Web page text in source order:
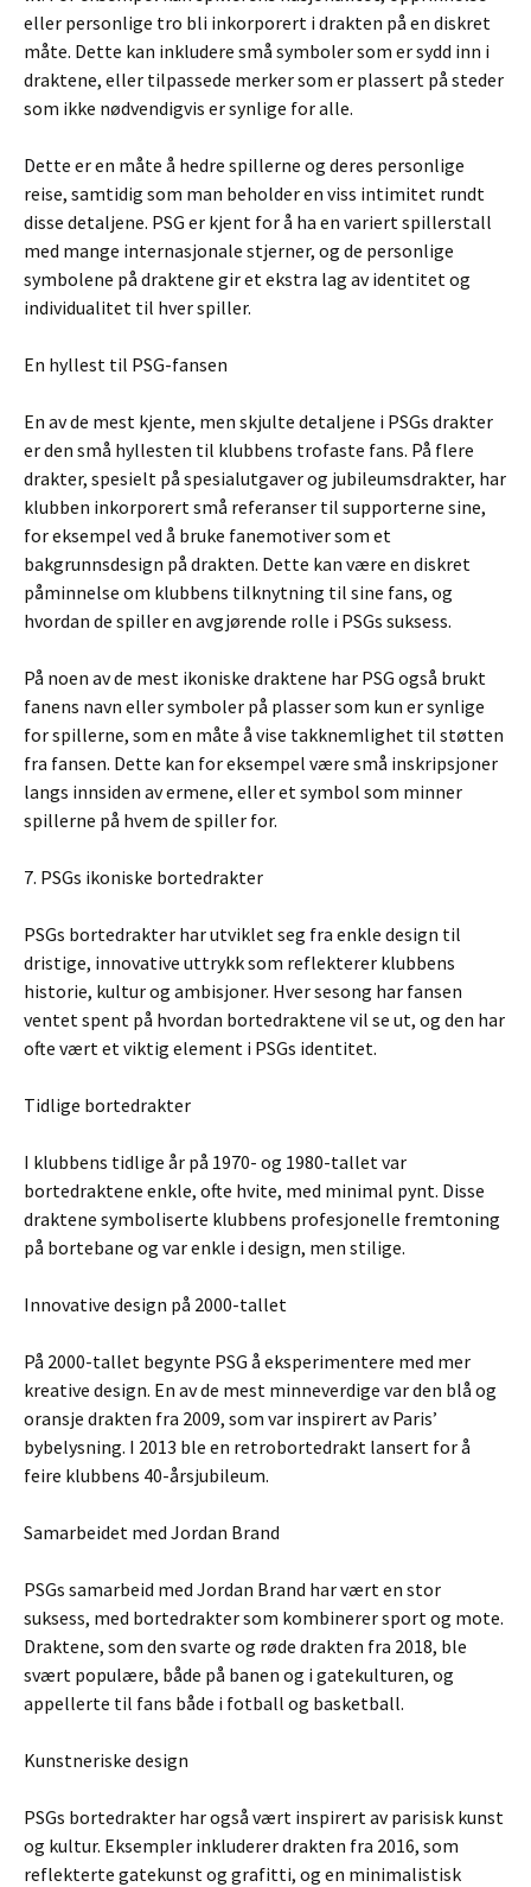
eller personlige tro bli inkorporert i drakten på en diskret
måte. Dette kan inkludere små symboler som er sydd inn i
draktene, eller tilpassede merker som er plassert på steder
som ikke nødvendigvis er synlige for alle.
Dette er en måte å hedre spillerne og deres personlige
reise, samtidig som man beholder en viss intimitet rundt
disse detaljene. PSG er kjent for å ha en variert spillerstall
med mange internasjonale stjerner, og de personlige
symbolene på draktene gir et ekstra lag av identitet og
individualitet til hver spiller.
En hyllest til PSG-fansen
En av de mest kjente, men skjulte detaljene i PSGs drakter
er den små hyllesten til klubbens trofaste fans. På flere
drakter, spesielt på spesialutgaver og jubileumsdrakter, har
klubben inkorporert små referanser til supporterne sine,
for eksempel ved å bruke fanemotiver som et
bakgrunnsdesign på drakten. Dette kan være en diskret
påminnelse om klubbens tilknytning til sine fans, og
hvordan de spiller en avgjørende rolle i PSGs suksess.
På noen av de mest ikoniske draktene har PSG også brukt
fanens navn eller symboler på plasser som kun er synlige
for spillerne, som en måte å vise takknemlighet til støtten
fra fansen. Dette kan for eksempel være små inskripsjoner
langs innsiden av ermene, eller et symbol som minner
spillerne på hvem de spiller for.
7. PSGs ikoniske bortedrakter
PSGs bortedrakter har utviklet seg fra enkle design til
dristige, innovative uttrykk som reflekterer klubbens
historie, kultur og ambisjoner. Hver sesong har fansen
ventet spent på hvordan bortedraktene vil se ut, og den har
ofte vært et viktig element i PSGs identitet.
Tidlige bortedrakter
I klubbens tidlige år på 1970- og 1980-tallet var
bortedraktene enkle, ofte hvite, med minimal pynt. Disse
draktene symboliserte klubbens profesjonelle fremtoning
på bortebane og var enkle i design, men stilige.
Innovative design på 2000-tallet
På 2000-tallet begynte PSG å eksperimentere med mer
kreative design. En av de mest minneverdige var den blå og
oransje drakten fra 2009, som var inspirert av Paris’
bybelysning. I 2013 ble en retrobortedrakt lansert for å
feire klubbens 40-årsjubileum.
Samarbeidet med Jordan Brand
PSGs samarbeid med Jordan Brand har vært en stor
suksess, med bortedrakter som kombinerer sport og mote.
Draktene, som den svarte og røde drakten fra 2018, ble
svært populære, både på banen og i gatekulturen, og
appellerte til fans både i fotball og basketball.
Kunstneriske design
PSGs bortedrakter har også vært inspirert av parisisk kunst
og kultur. Eksempler inkluderer drakten fra 2016, som
reflekterte gatekunst og grafitti, og en minimalistisk